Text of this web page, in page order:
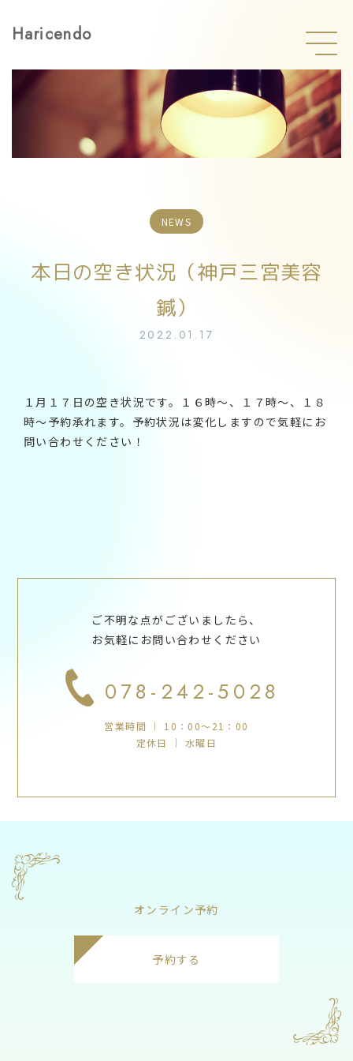
Haricendo
NEWS
本日の空き状況（神戸三宮美容
鍼）
2022.01.17
１月１７日の空き状況です。１６時～、１７時～、１８
時～予約承れます。予約状況は変化しますので気軽にお
問い合わせください！
ご不明な点がございましたら、
お気軽にお問い合わせください
078-242-5028
営業時間 ｜ 10：00～21：00
定休日 ｜ 水曜日
オンライン予約
予約する